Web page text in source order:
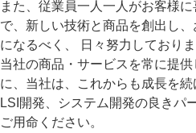
また、従業員一人一人がお客様
で、新しい技術と商品を創出し
になるべく、 日々努力しておりま
当社の商品・サービスを常に提
に、当社は、これからも成長を続
LSI開発、システム開発の良きパ
ご用命ください。